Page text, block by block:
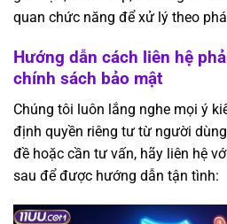
quan chức năng để xử lý theo
Hướng dẫn cách liên hệ
chính sách bảo mật
Chúng tôi luôn lắng nghe mọi ý
định quyền riêng tư từ người
đề hoặc cần tư vấn, hãy liên hệ
sau để được hướng dẫn tận tình: